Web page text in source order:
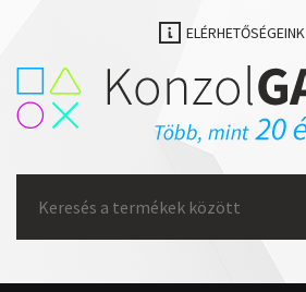
ELÉRHETŐSÉGEINK
for: